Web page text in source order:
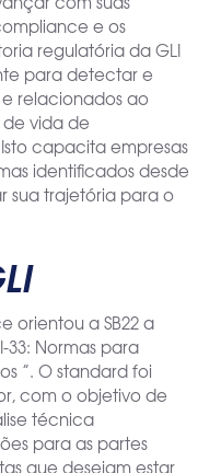
e os
regulatória da GLI
para detectar e
relacionados ao
vida de
capacita empresas
identificados desde
sua trajetória para o
orientou a SB22 a
33: Normas para
”. O standard foi
com o objetivo de
técnica
para as partes
que desejam estar